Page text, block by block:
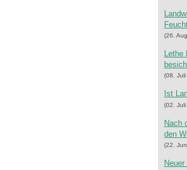
(26.
Lethe
(08.
Ist
(02.
Nach
den
(22.